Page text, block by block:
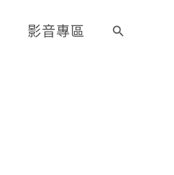
影音專區
搜